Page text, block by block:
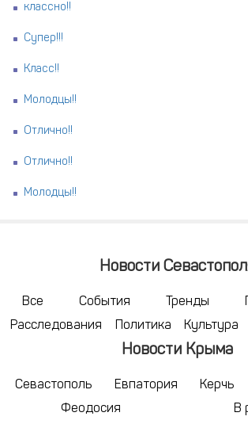
классно!!
Супер!!!
Класс!!
Молодцы!!
Отлично!!
Отлично!!
Молодцы!!
Новости
Все События Тренды
Расследования
Политика Культура
Новости Крыма
Севастополь Евпатория Керчь
Феодосия
В